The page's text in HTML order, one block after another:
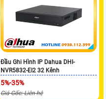
Đầu Ghi Hình IP Dahua DHI-
NVR5832-EI2 32 Kênh
5%-35%
Giá Gốc: Liên hệ